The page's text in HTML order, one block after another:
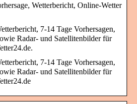
Wetterbericht, Online-Wetter
7-14 Tage Vorhersagen,
Radar- und Satellitenbilder für
7-14 Tage Vorhersagen,
Radar- und Satellitenbilder für